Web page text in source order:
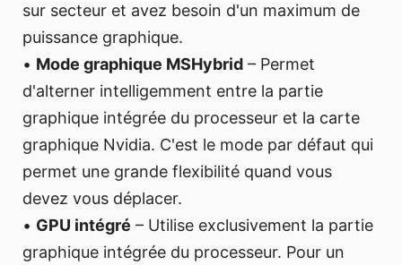
sur secteur et avez besoin d'un maximum de
puissance graphique.
• Mode graphique MSHybrid – Permet
d'alterner intelligemment entre la partie
graphique intégrée du processeur et la carte
graphique Nvidia. C'est le mode par défaut qui
permet une grande flexibilité quand vous
devez vous déplacer.
• GPU intégré – Utilise exclusivement la partie
graphique intégrée du processeur. Pour un